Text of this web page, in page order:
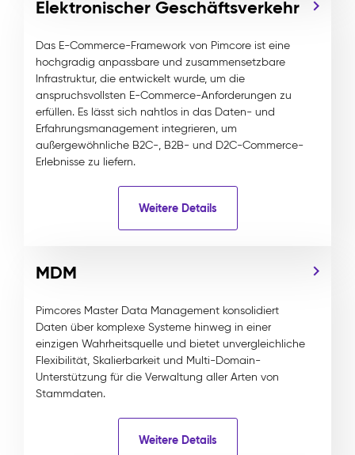
Elektronischer Geschäftsverkehr
Das E-Commerce-Framework von Pimcore ist eine
hochgradig anpassbare und zusammensetzbare
Infrastruktur, die entwickelt wurde, um die
anspruchsvollsten E-Commerce-Anforderungen zu
erfüllen. Es lässt sich nahtlos in das Daten- und
Erfahrungsmanagement integrieren, um
außergewöhnliche B2C-, B2B- und D2C-Commerce-
Erlebnisse zu liefern.
Weitere Details
MDM
Pimcores Master Data Management konsolidiert
Daten über komplexe Systeme hinweg in einer
einzigen Wahrheitsquelle und bietet unvergleichliche
Flexibilität, Skalierbarkeit und Multi-Domain-
Unterstützung für die Verwaltung aller Arten von
Stammdaten.
Weitere Details